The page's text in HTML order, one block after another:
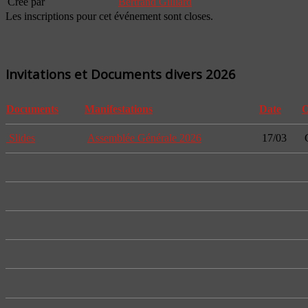
Les inscriptions pour cet événement sont closes.
Invitations et Documents divers 2026
Documents Manifestations Date
Slides Assemblée Générale 2026 17/03